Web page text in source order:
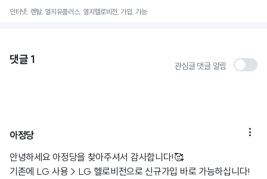
인터넷, 렌탈, 엘지유플러스, 엘지헬로비전, 가입, 가능
댓글 1 관심글 댓글 알림
아정당 
안녕하세요 아정당을 찾아주셔서 감사합니다!🥰
기존에 LG 사용 > LG 헬로비전으로 신규가입 바로 가능하십니다!